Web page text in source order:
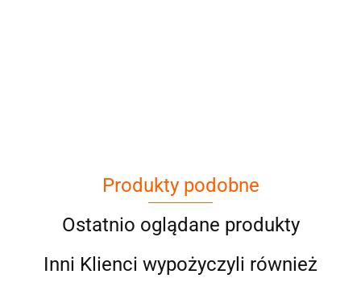
Produkty podobne
Ostatnio oglądane produkty
Inni Klienci wypożyczyli również